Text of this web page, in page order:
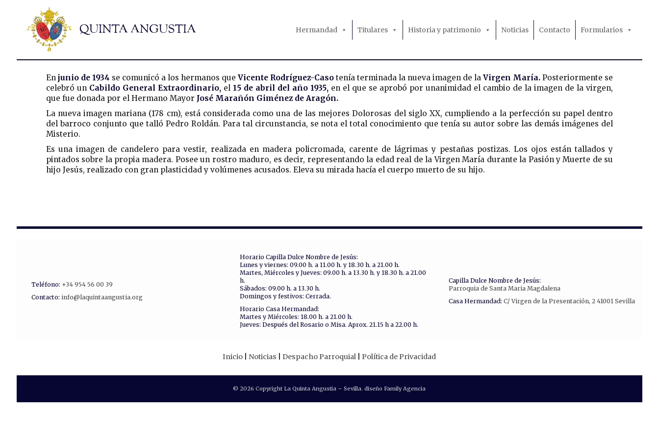
Hermandad Titulares Historia y patrimonio Noticias Contacto Formularios
En junio de 1934 se comunicó a los hermanos que Vicente Rodríguez-Caso tenía terminada la nueva imagen de laVirgen María. Posteriormente se
celebró un Cabildo General Extraordinario,el 15 de abril del año 1935,en el que se aprobó por unanimidad el cambio de la imagen de la virgen,
que fue donada por el Hermano Mayor José Marañón Giménez de Aragón.
La nueva imagen mariana (178 cm), está considerada como una de las mejores Dolorosas del siglo XX, cumpliendo a la perfección su papel dentro
del barroco conjunto que talló Pedro Roldán. Para tal circunstancia, se nota el total conocimiento que tenía su autor sobre las demás imágenes del
Misterio.
Es una imagen de candelero para vestir, realizada en madera policromada, carente de lágrimas y pestañas postizas. Los ojos están tallados y
pintados sobre la propia madera. Posee un rostro maduro, es decir, representando la edad real de la Virgen María durante la Pasión y Muerte de su
hijo Jesús, realizado con gran plasticidad y volúmenes acusados. Eleva su mirada hacía el cuerpo muerto de su hijo.
Teléfono: +34 954 56 00 39
Contacto: info@laquintaangustia.org
Horario Capilla Dulce Nombre de Jesús:
Lunes y viernes: 09.00 h. a 11.00 h. y 18.30 h. a 21.00 h.
Martes, Miércoles y Jueves: 09.00 h. a 13.30 h. y 18.30 h. a 21.00
h.
Sábados: 09.00 h. a 13.30 h.
Domingos y festivos: Cerrada.
Horario Casa Hermandad:
Martes y Miércoles: 18.00 h. a 21.00 h.
Jueves: Después del Rosario o Misa. Aprox. 21.15 h a 22.00 h.
Capilla Dulce Nombre de Jesús:
Parroquia de Santa Maria Magdalena
Casa Hermandad: C/ Virgen de la Presentación, 2 41001 Sevilla
Inicio Noticias Despacho Parroquial Política de Privacidad
© 2026 Copyright La Quinta Angustia – Sevilla. diseño Family Agencia